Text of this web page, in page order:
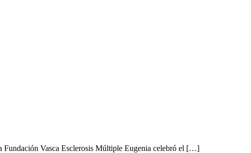
Fundación Vasca Esclerosis Múltiple Eugenia celebró el […]